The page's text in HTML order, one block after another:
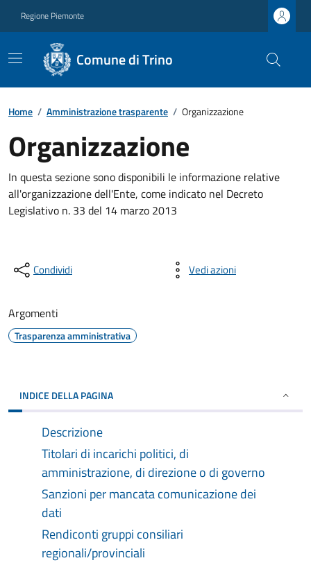
Regione Piemonte
Comune di Trino
Home / Amministrazione trasparente / Organizzazione
Organizzazione
In questa sezione sono disponibili le informazione relative
all'organizzazione dell'Ente, come indicato nel Decreto
Legislativo n. 33 del 14 marzo 2013
Condividi Vedi azioni
Argomenti
Trasparenza amministrativa
INDICE DELLA PAGINA
Descrizione
Titolari di incarichi politici, di
amministrazione, di direzione o di governo
Sanzioni per mancata comunicazione dei
dati
Rendiconti gruppi consiliari
regionali/provinciali